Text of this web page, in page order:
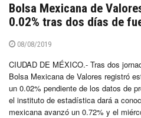
Bolsa Mexicana de
0.02% tras dos días de
08/08/2019
CIUDAD DE MÉXICO.- Tras dos
Bolsa Mexicana de Valores registró
un 0.02% pendiente de los datos de
el instituto de estadística dará a
mexicana avanzó un 0.72% y el